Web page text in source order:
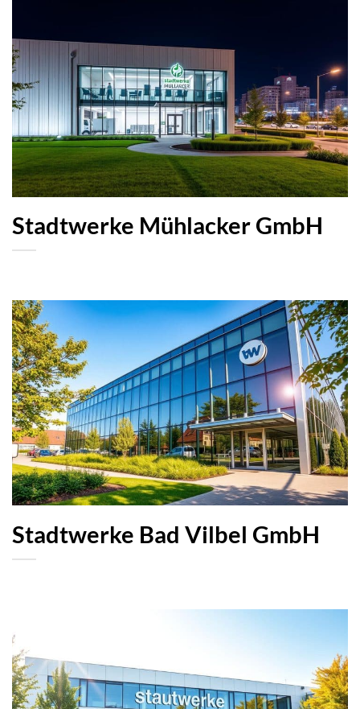
Stadtwerke Mühlacker GmbH
Stadtwerke Bad Vilbel GmbH